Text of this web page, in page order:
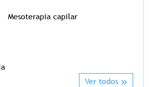
Mesoterapia capilar
Ver todos